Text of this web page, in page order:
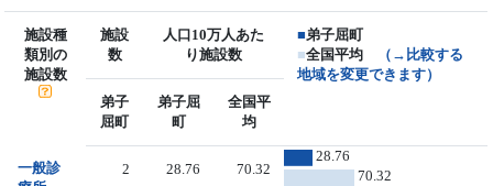
施設種
類別の
施設数
施設
数
人口10万人あた
り施設数
■弟子屈町
■全国平均
（→比較する
地域を変更できます）
弟子
屈町
弟子屈
町
全国平
均
一般診
2 28.76 70.32
28.76
70.32